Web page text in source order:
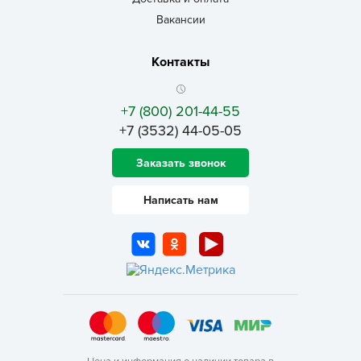
Вакансии
Контакты
+7 (800) 201-44-55
+7 (3532) 44-05-05
Заказать звонок
Написать нам